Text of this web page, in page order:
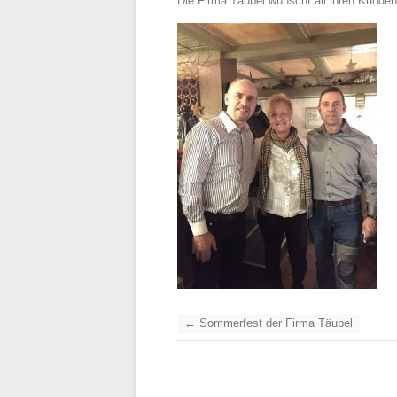
← Sommerfest der Firma Täubel